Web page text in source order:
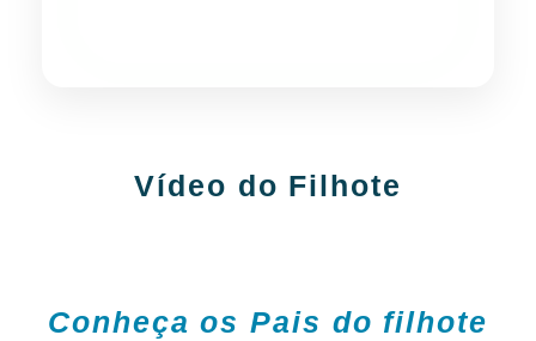
Vídeo do Filhote
Conheça os Pais do filhote